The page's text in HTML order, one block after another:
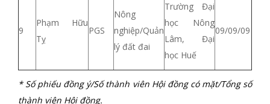
9
Phạm Hữu
Tỵ
PGS
Nông
nghiệp/Quản
lý đất đai
Trường Đại
học Nông
Lâm, Đại
học Huế
09/09/09
*Số phiếu đồng ý/Số thành viên Hội đồng có mặt/Tổng số
thành viên Hội đồng.